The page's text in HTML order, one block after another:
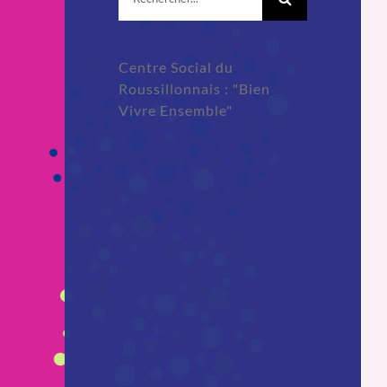
Centre Social du
Roussillonnais : "Bien
Vivre Ensemble"